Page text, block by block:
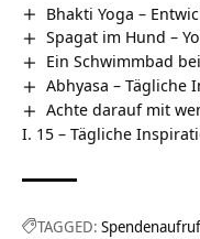
Bhakti Yoga –
Spagat im Hund –
Ein Schwimmbad
Abhyasa – Tägliche
Achte darauf mit
I. 15 – Tägliche
TAGGED: Spendenaufruf